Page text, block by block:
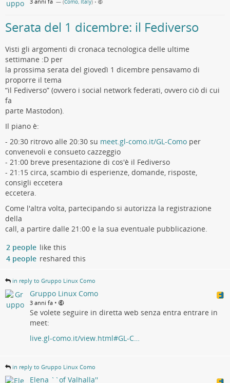
— (Como, Italy) •
Serata del 1 dicembre: il Fediverso
Visti gli argomenti di cronaca tecnologica delle ultime
settimane :D per
la prossima serata del giovedì 1 dicembre pensavamo di
proporre il tema
“il Fediverso” (ovvero i social network federati, ovvero ciò di cui
fa
parte Mastodon).
Il piano è:
- 20:30 ritrovo alle 20:30 su meet.gl-como.it/GL-Como per
convenevoli e consueto cazzeggio
- 21:00 breve presentazione di cos'è il Fediverso
- 21:15 circa, scambio di esperienze, domande, risposte,
consigli eccetera
eccetera.
Come l'altra volta, partecipando si autorizza la registrazione
della
call, a partire dalle 21:00 e la sua eventuale pubblicazione.
2 people like this
4 people reshared this
in reply to Gruppo Linux Como
Gruppo Linux Como
3 anni fa •
Se volete seguire in diretta web senza entra entrare in
meet:
live.gl-como.it/view.html#GL-C…
in reply to Gruppo Linux Como
Elena ``of Valhalla''